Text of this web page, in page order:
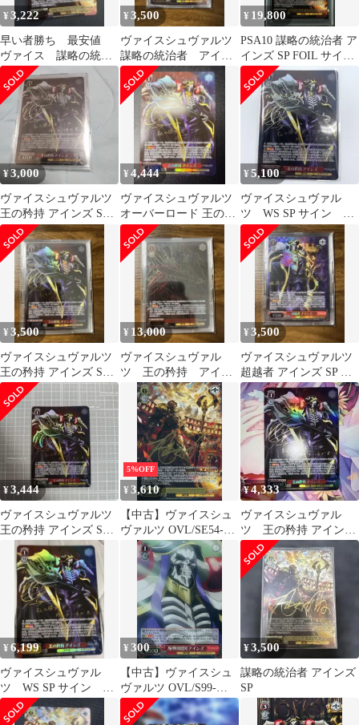
¥3,222
早い者勝ち 最安値
ヴァイス 謀略の統治
者 アインズ SP
¥3,500
ヴァイスシュヴァルツ
謀略の統治者 アイン
ズ SP サイン
¥ 19,800
PSA10 謀略の統治者 ア
インズ SP FOIL サイン
オーバーロード
¥3,000
ヴァイスシュヴァルツ
王の矜持 アインズ SP
オーバーロード
¥4,444
ヴァイスシュヴァルツ
オーバーロード 王の矜
持 アインズ SP サイン
¥5,100
ヴァイスシュヴァル
ツ WS SP サイン 王
の矜持 アインズ オーバ
ーロード
¥3,500
ヴァイスシュヴァルツ
王の矜持 アインズ SP
サイン
¥ 13,000
ヴァイスシュヴァル
ツ 王の矜持 アイン
ズ SEC サイン
¥3,500
ヴァイスシュヴァルツ
超越者 アインズ SP サ
イン
¥3,444
ヴァイスシュヴァルツ
王の矜持 アインズ SP
サイン
5%OFF
¥3,610
【中古】ヴァイスシュ
ヴァルツ OVL/SE54-
09SP[SP]：(ホロ)謀略
の統治者 アインズ(丸
山くがね金箔押しサイ
ン入り)
¥4,333
ヴァイスシュヴァル
ツ 王の矜持 アイン
ズ サイン SP
¥6,199
ヴァイスシュヴァル
ツ WS SP サイン 王
の矜持 アインズ オーバ
ーロード
¥300
【中古】ヴァイスシュ
ヴァルツ OVL/S99-
059S[SR]：(ホロ)魔導
国建国 アインズ
¥3,500
謀略の統治者 アインズ
SP